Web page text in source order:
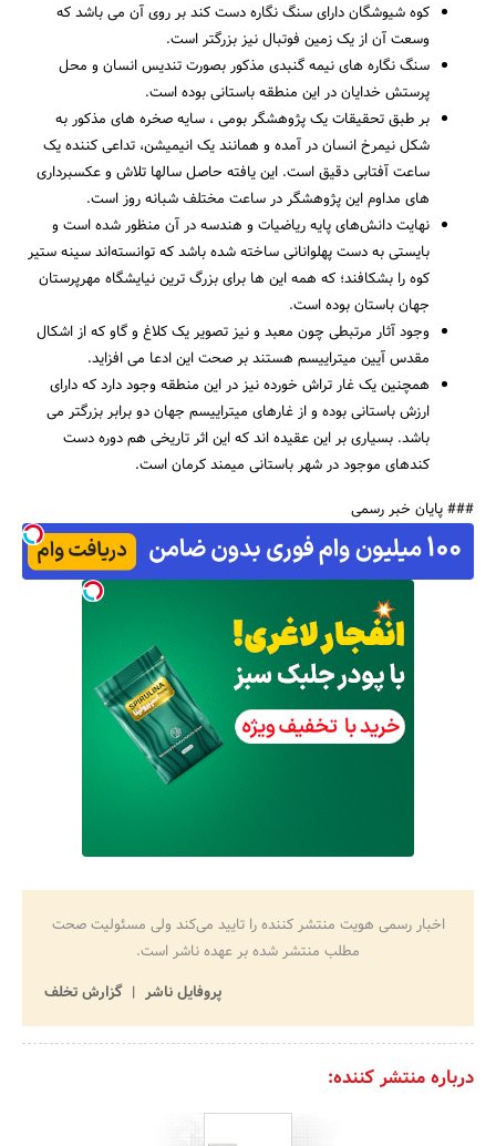
کوه شیوشگان دارای سنگ نگاره دست کند بر روی آن می باشد که
وسعت آن از یک زمین فوتبال نیز بزرگتر است.
سنگ نگاره های نیمه گنبدی مذکور بصورت تندیس انسان و محل
پرستش خدایان در این منطقه باستانی بوده است.
بر طبق تحقیقات یک پژوهشگر بومی ، سایه صخره های مذکور به
شکل نیمرخ انسان در آمده و همانند یک انیمیشن، تداعی کننده یک
ساعت آفتابی دقیق است. این یافته حاصل سالها تلاش و عکسبرداری
های مداوم این پژوهشگر در ساعت مختلف شبانه روز است.
نهایت دانش‌های پایه ریاضیات و هندسه در آن منظور شده است و
بایستی به دست پهلوانانی ساخته شده باشد که توانسته‌اند سینه ستیر
کوه را بشکافند؛ که همه این ها برای بزرگ ترین نیایشگاه مهرپرستان
جهان باستان بوده است.
وجود آثار مرتبطی چون معبد و نیز تصویر یک کلاغ و گاو که از اشکال
مقدس آیین میتراییسم هستند بر صحت این ادعا می افزاید.
همچنین یک غار تراش خورده نیز در این منطقه وجود دارد که دارای
ارزش باستانی بوده و از غارهای میتراییسم جهان دو برابر بزرگتر می
باشد. بسیاری بر این عقیده اند که این اثر تاریخی هم دوره دست
کندهای موجود در شهر باستانی میمند کرمان است.
### پایان خبر رسمی
اخبار رسمی هویت منتشر کننده را تایید می‌کند ولی مسئولیت صحت
مطلب منتشر شده بر عهده ناشر است.
پروفایل ناشر
گزارش تخلف
درباره منتشر کننده: